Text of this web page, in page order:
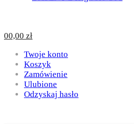
00,00 zł
Twoje konto
Koszyk
Zamówienie
Ulubione
Odzyskaj hasło